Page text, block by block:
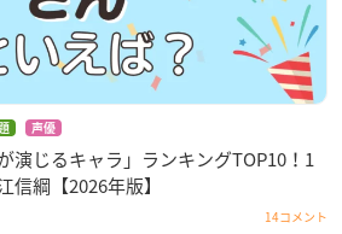
声優
演じるキャラ」ランキングTOP10！1
綱【2026年版】
14コメント